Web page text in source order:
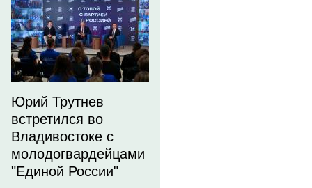
Юрий Трутнев
встретился во
Владивостоке с
молодогвардейцами
"Единой России"